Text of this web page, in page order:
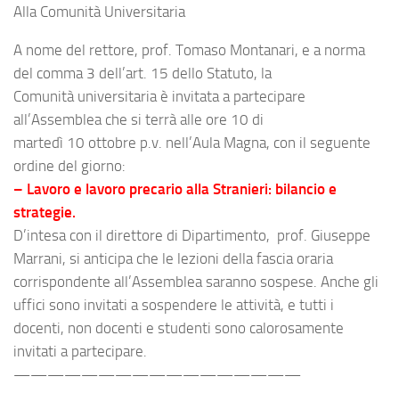
Alla Comunità Universitaria
A nome del rettore, prof. Tomaso Montanari, e a norma
del comma 3 dell’art. 15 dello Statuto, la
Comunità universitaria è invitata a partecipare
all’Assembleache si terràalle ore 10 di
martedì 10 ottobre p.v. nell’Aula Magna, con il seguente
ordine del giorno:
– Lavoro e lavoro precario alla Stranieri: bilancio e
strategie.
D’intesa con il direttore di Dipartimento, prof. Giuseppe
Marrani, si anticipa che le lezioni della fascia oraria
corrispondente all’Assembleasaranno sospese. Anche gli
uffici sono invitati a sospendere le attività, e tutti i
docenti, non docenti e studenti sono calorosamente
invitati a partecipare.
—————————————————